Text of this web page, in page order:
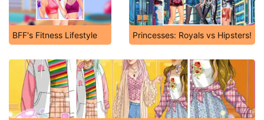
BFF's Fitness Lifestyle Princesses: Royals vs Hipsters!